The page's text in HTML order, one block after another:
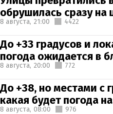
обрушилась сразу на
8 августа, 21:00 4422
До +33 градусов и
погода ожидается в
8 августа, 20:00 772
До +38, но местами с
какая будет погода
8 августа, 08:00 976